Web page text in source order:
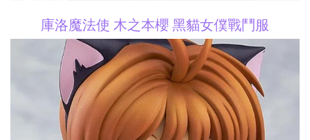
庫洛魔法使 木之本櫻 黑貓女僕戰鬥服